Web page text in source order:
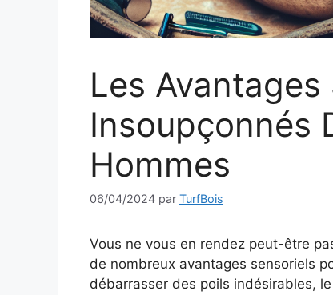
Les
Insoupçonnés
Hommes
06/04/2024 par TurfBois
Vous ne vous en rendez peut-être
de nombreux avantages sensoriels
débarrasser des poils indésirables,